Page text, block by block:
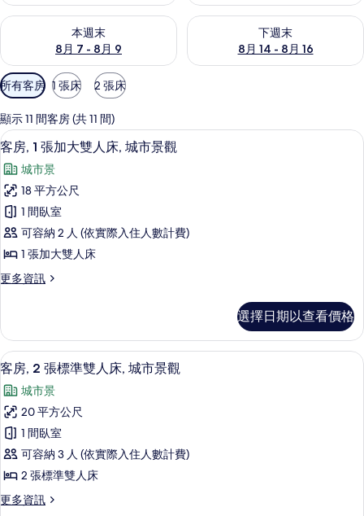
本週末
8月 7 - 8月 9
查看本週末 (8月 7 - 8月 9) 的供應情況
下週末
8月 14 - 8月 16
查看下週末 (8月 14 - 8月 16)
可
用
的
客
房
篩
選
條
件
所有客房 1 張床 2 張床
顯示 11 間客房 (共 11 間)
顯
示
客
房,
張
加
大
人
床,
城
市
景
觀
的
所
有
11
客房, 1 張加大雙人床, 城市景觀
城市景
18 平方公尺
1 間臥室
可容納 2 人 (依實際入住人數計費)
1 張加大雙人床
更多資訊
更
1
張
加
雙
人
床,
城
市
景
觀
的
選擇日期以查看價格
顯
示
客
房,
2
張
標
準
9
客房, 2 張標準雙人床, 城市景觀
城市景
20 平方公尺
1 間臥室
可容納 3 人 (依實際入住人數計費)
2 張標準雙人床
更多資訊
更